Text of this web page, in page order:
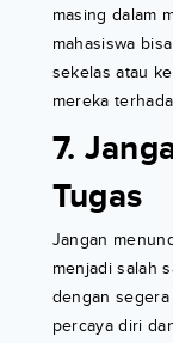
masing dalam
mahasiswa
sekelas atau
mereka
7.
Tugas
Jangan
menjadi salah
dengan
percaya diri